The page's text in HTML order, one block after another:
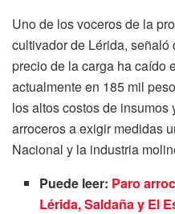
Uno de los voceros de la
cultivador de Lérida,
precio de la carga ha caído
actualmente en 185 mil
los altos costos de
arroceros a exigir medidas
Nacional y la industria
Puede leer: Paro
Lérida, Saldaña y El